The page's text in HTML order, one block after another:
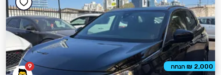
9 2,000 ₪ הנחה